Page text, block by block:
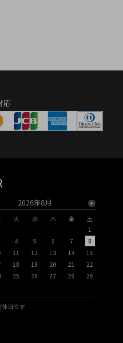
応
2026年8月
火 水 木 金
土
1
4 5 6 7
8
11 12 13 14
15
18 19 20 21
22
25 26 27 28
29
休日です